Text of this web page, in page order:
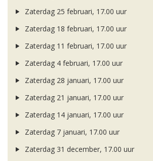
Zaterdag 25 februari, 17.00 uur
Zaterdag 18 februari, 17.00 uur
Zaterdag 11 februari, 17.00 uur
Zaterdag 4 februari, 17.00 uur
Zaterdag 28 januari, 17.00 uur
Zaterdag 21 januari, 17.00 uur
Zaterdag 14 januari, 17.00 uur
Zaterdag 7 januari, 17.00 uur
Zaterdag 31 december, 17.00 uur